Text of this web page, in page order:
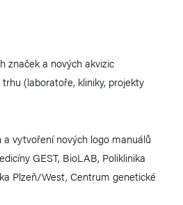
značek a nových akvizic
(laboratoře, kliniky, projekty
vytvoření nových logo manuálů
GEST, BioLAB, Poliklinika
Plzeň/West, Centrum genetické